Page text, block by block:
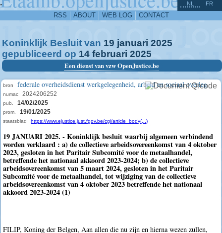
-
RSS ABOUT WEB LOG CONTACT
NL FR
Koninklijk Besluit van 19 januari 2025
gepubliceerd op 14 februari 2025
Een dienst van vzw OpenJustice.be
bron federale overheidsdienst werkgelegenheid, arbeid en sociaal overleg
numac 2024206252
pub. 14/02/2025
prom. 19/01/2025
staatsblad https://www.ejustice.just.fgov.be/cgi/article_body(...)
19 JANUARI 2025. - Koninklijk besluit waarbij algemeen verbindend
worden verklaard : a) de collectieve arbeidsovereenkomst van 4 oktober
2023, gesloten in het Paritair Subcomité voor de metaalhandel,
betreffende het nationaal akkoord 2023-2024; b) de collectieve
arbeidsovereenkomst van 5 maart 2024, gesloten in het Paritair
Subcomité voor de metaalhandel, tot wijziging van de collectieve
arbeidsovereenkomst van 4 oktober 2023 betreffende het nationaal
akkoord 2023-2024 (1)
FILIP, Koning der Belgen, Aan allen die nu zijn en hierna wezen zullen,
^